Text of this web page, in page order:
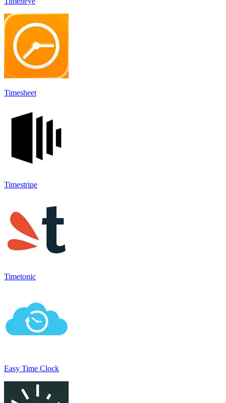
Timesheet
Timestripe
Timetonic
Easy Time Clock